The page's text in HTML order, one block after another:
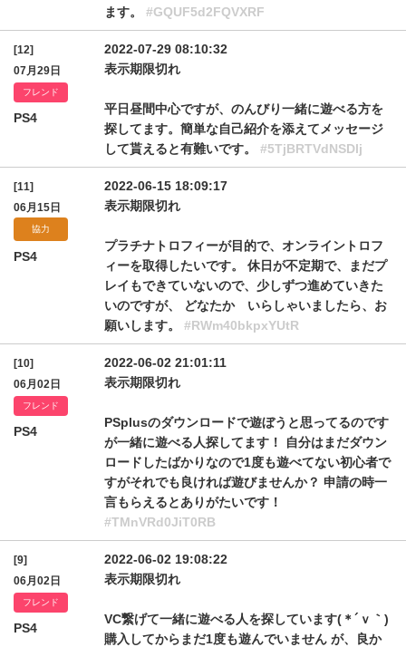
ます。 #GQUF5d2FQVXRF
[12]
07月29日
フレンド
PS4
2022-07-29 08:10:32
表示期限切れ
平日昼間中心ですが、のんびり一緒に遊べる方を
探してます。簡単な自己紹介を添えてメッセージ
して貰えると有難いです。 #5TjBRTVdNSDlj
[11]
06月15日
協力
PS4
2022-06-15 18:09:17
表示期限切れ
プラチナトロフィーが目的で、オンライントロフ
ィーを取得したいです。 休日が不定期で、まだプ
レイもできていないので、少しずつ進めていきた
いのですが、 どなたか いらしゃいましたら、お
願いします。 #RWm40bkpxYUtR
[10]
06月02日
フレンド
PS4
2022-06-02 21:01:11
表示期限切れ
PSplusのダウンロードで遊ぼうと思ってるのです
が一緒に遊べる人探してます！ 自分はまだダウン
ロードしたばかりなので1度も遊べてない初心者で
すがそれでも良ければ遊びませんか？ 申請の時一
言もらえるとありがたいです！
#TMnVRd0JiT0RB
[9]
06月02日
フレンド
PS4
2022-06-02 19:08:22
表示期限切れ
VC繋げて一緒に遊べる人を探しています(＊´ｖ｀)
購入してからまだ1度も遊んでいません が、良か